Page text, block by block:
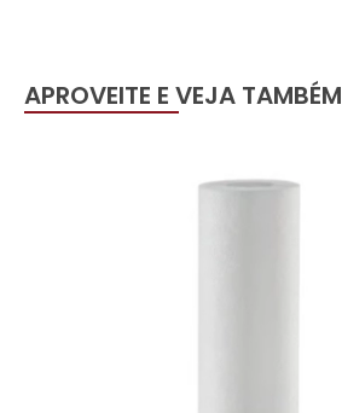
APROVEITE E VEJA TAMBÉM